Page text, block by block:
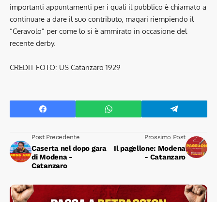
importanti appuntamenti per i quali il pubblico è chiamato a
continuare a dare il suo contributo, magari riempiendo il
“Ceravolo” per come lo si è ammirato in occasione del
recente derby.
CREDIT FOTO: US Catanzaro 1929
Post Precedente
Caserta nel dopo gara
di Modena -
Catanzaro
Prossimo Post
Il pagellone: Modena
- Catanzaro